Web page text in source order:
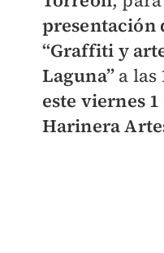
presentación
“Graffiti y
Laguna” a las
este viernes
Harinera